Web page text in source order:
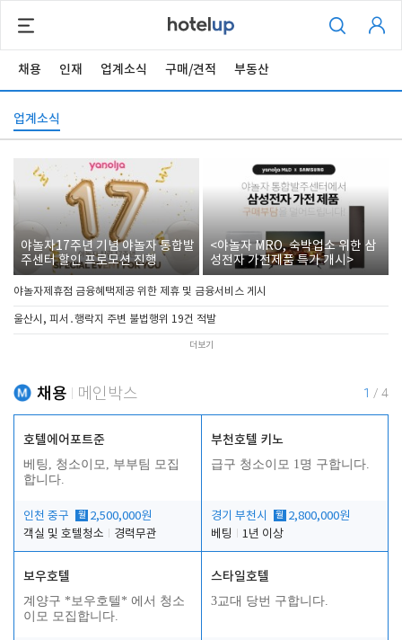
채용 인재 업계소식 구매/견적 부동산
업계소식
야놀자17주년 기념 야놀자 통합발
주센터 할인 프로모션 진행
<야놀자 MRO, 숙박업소 위한 삼
성전자 가전제품 특가 개시>
야놀자제휴점 금융혜택제공 위한 제휴 및 금융서비스 게시
울산시, 피서․행락지 주변 불법행위 19건 적발
더보기
채용 메인박스 1 / 4
호텔에어포트준
베팅, 청소이모, 부부팀 모집
합니다.
인천 중구 월 2,500,000원
객실 및 호텔청소
경력무관
부천호텔 키노
급구 청소이모 1명 구합니다.
경기 부천시 월 2,800,000원
베팅
1년 이상
보우호텔
계양구 *보우호텔* 에서 청소
이모 모집합니다.
스타일호텔
3교대 당번 구합니다.